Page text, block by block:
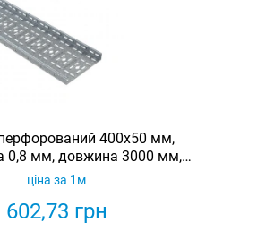
400х50 мм,
0,8 мм, довжина 3000 мм,
Eurotray
602,73 грн
ціна за 1м